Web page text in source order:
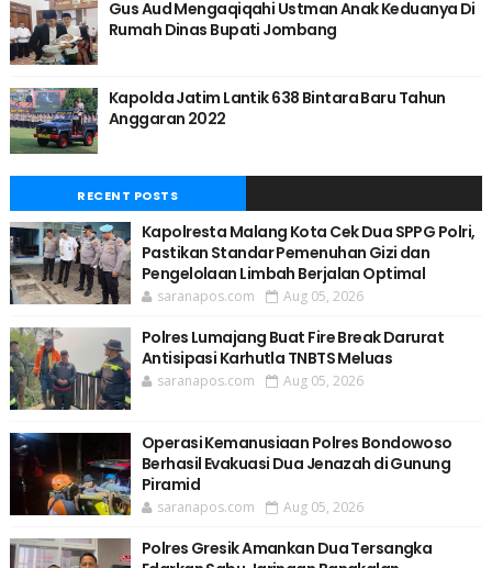
Gus Aud Mengaqiqahi Ustman Anak Keduanya Di
Rumah Dinas Bupati Jombang
Kapolda Jatim Lantik 638 Bintara Baru Tahun
Anggaran 2022
RECENT POSTS
Kapolresta Malang Kota Cek Dua SPPG Polri,
Pastikan Standar Pemenuhan Gizi dan
Pengelolaan Limbah Berjalan Optimal
saranapos.com Aug 05, 2026
Polres Lumajang Buat Fire Break Darurat
Antisipasi Karhutla TNBTS Meluas
saranapos.com Aug 05, 2026
Operasi Kemanusiaan Polres Bondowoso
Berhasil Evakuasi Dua Jenazah di Gunung
Piramid
saranapos.com Aug 05, 2026
Polres Gresik Amankan Dua Tersangka